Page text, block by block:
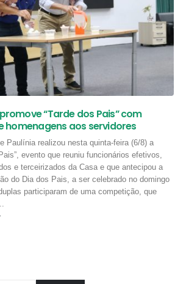
“Tarde dos Pais” com
homenagens aos servidores
Paulínia realizou nesta quinta-feira (6/8) a
evento que reuniu funcionários efetivos,
e terceirizados da Casa e que antecipou a
do Dia dos Pais, a ser celebrado no domingo
participaram de uma competição, que